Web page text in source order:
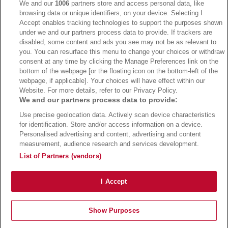
Vergleich
→Bwin Bonus →Bwin besuchen
Alle Anbieter auf dieser Webseite sind offiziell in Deutschland
Bundesligatrend Fussball Bundesliga Tipps
Verantwortung!
We and our1006 partners store and access personal data, like
browsing data or unique identifiers, on your device. Selecting I
Accept enables tracking technologies to support the purposes shown
under we and our partners process data to provide. If trackers are
disabled, some content and ads you see may not be as relevant to
you. You can resurface this menu to change your choices or withdraw
consent at any time by clicking the Manage Preferences link on the
bottom of the webpage [or the floating icon on the bottom-left of the
webpage, if applicable]. Your choices will have effect within our
Website. For more details, refer to our Privacy Policy.
We and our partners process data to provide:
Use precise geolocation data. Actively scan device characteristics
for identification. Store and/or access information on a device.
Personalised advertising and content, advertising and content
measurement, audience research and services development.
List of Partners (vendors)
I Accept
Show Purposes